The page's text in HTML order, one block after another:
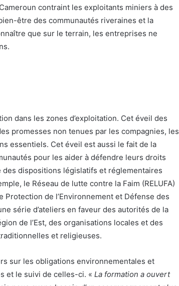
contraint les exploitants miniers à des
être des communautés riveraines et la
que sur le terrain, les entreprises ne
dans les zones d’exploitation. Cet éveil des
promesses non tenues par les compagnies, les
essentiels. Cet éveil est aussi le fait de la
pour les aider à défendre leurs droits
des dispositions législatifs et réglementaires
le Réseau de lutte contre la Faim (RELUFA)
de l’Environnement et Défense des
série d’ateliers en faveur des autorités de la
de l’Est, des organisations locales et des
et religieuses.
sur les obligations environnementales et
et le suivi de celles-ci. « La formation a ouvert